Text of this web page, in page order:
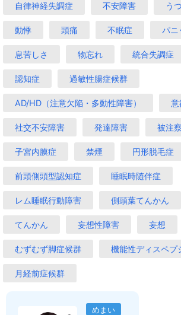
自律神経失調症 不安障害 う
動悸 頭痛 不眠症 パニ
息苦しさ 物忘れ 統合失調症
認知症 過敏性腸症候群
AD/HD（注意欠陥・多動性障害） 意
社交不安障害 発達障害 被注
子宮内膜症 禁煙 円形脱毛症
前頭側頭型認知症 睡眠時随伴症
レム睡眠行動障害 側頭葉てんかん
てんかん 妄想性障害 妄想
むずむず脚症候群 機能性ディスペプ
月経前症候群
めまい